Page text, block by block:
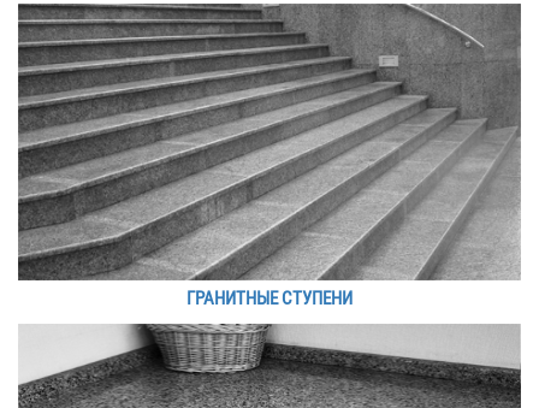
ГРАНИТНЫЕ СТУПЕНИ